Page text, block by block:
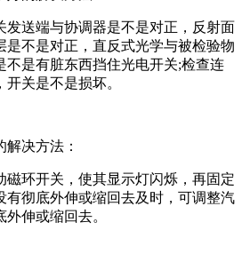
发送端与协调器是不是对正，反射面
是不是对正，直反式光学与被检验物
不是有脏东西挡住光电开关;检查连
关是不是损坏。
决方法：
磁环开关，使其显示灯闪烁，再固定
有彻底外伸或缩回去及时，可调整汽
伸或缩回去。